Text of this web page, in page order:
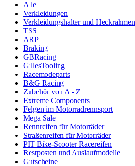
Alle
Verkleidungen
Verkleidungshalter und Heckrahmen
TSS
ARP
Braking
GBRacing
GillesTooling
Racemodeparts
B&G Racing
Zubehör von A - Z
Extreme Components
Felgen im Motorradrennsport
Mega Sale
Rennreifen für Motorräder
Straßenreifen für Motorräder
PIT Bike-Scooter Racereifen
Restposten und Auslaufmodelle
Gutscheine